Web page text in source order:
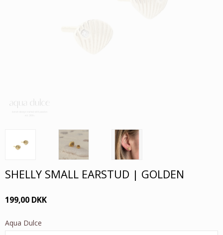
SHELLY SMALL EARSTUD | GOLDEN
199,00 DKK
Aqua Dulce